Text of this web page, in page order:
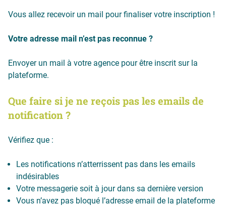
Vous allez recevoir un mail pour finaliser votre inscription !
Votre adresse mail n’est pas reconnue ?
Envoyer un mail à votre agence pour être inscrit sur la
plateforme.
Que faire si je ne reçois pas les emails de
notification ?
Vérifiez que :
Les notifications n’atterrissent pas dans les emails
indésirables
Votre messagerie soit à jour dans sa dernière version
Vous n’avez pas bloqué l’adresse email de la plateforme